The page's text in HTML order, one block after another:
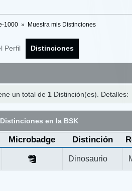
1000 » Muestra mis Distinciones
Perfil Distinciones
un total de 1 Distinción(es). Detalles:
en la BSK
Microbadge Distinción
Dinosaurio